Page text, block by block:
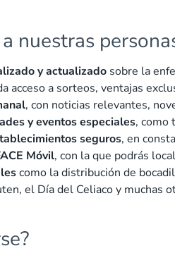
nuestras
y actualizado sobre la
acceso a sorteos, ventajas
, con noticias relevantes,
y eventos especiales, como
seguros, en
Móvil, con la que podrás
como la distribución de
el Día del Celiaco y muchas